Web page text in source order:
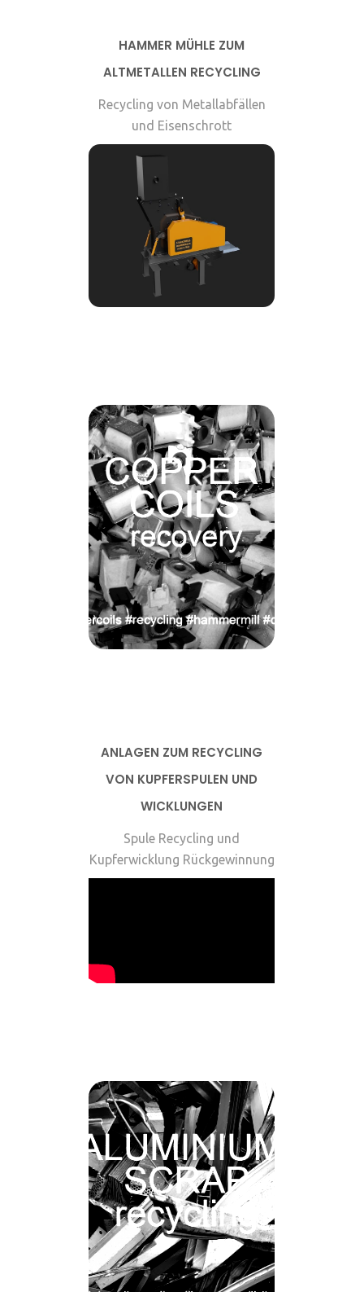
HAMMER MÜHLE ZUM
ALTMETALLEN RECYCLING
Recycling von Metallabfällen
und Eisenschrott
ANLAGEN ZUM RECYCLING
VON KUPFERSPULEN UND
WICKLUNGEN
Spule Recycling und
Kupferwicklung Rückgewinnung